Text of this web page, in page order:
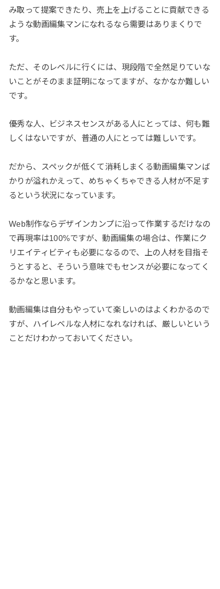
み取って提案できたり、売上を上げることに貢献できる
ような動画編集マンになれるなら需要はありまくりで
す。
ただ、そのレベルに行くには、現段階で全然足りていな
いことがそのまま証明になってますが、なかなか難しい
です。
優秀な人、ビジネスセンスがある人にとっては、何も難
しくはないですが、普通の人にとっては難しいです。
だから、スペックが低くて消耗しまくる動画編集マンば
かりが溢れかえって、めちゃくちゃできる人材が不足す
るという状況になっています。
Web制作ならデザインカンプに沿って作業するだけなの
で再現率は100%ですが、動画編集の場合は、作業にク
リエイティビティも必要になるので、上の人材を目指そ
うとすると、そういう意味でもセンスが必要になってく
るかなと思います。
動画編集は自分もやっていて楽しいのはよくわかるので
すが、ハイレベルな人材になれなければ、厳しいという
ことだけわかっておいてください。